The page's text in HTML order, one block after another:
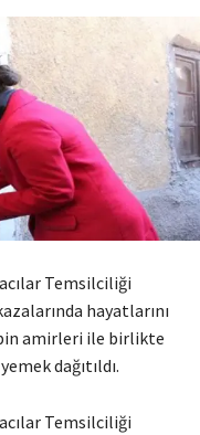
Temsilciliği
hayatlarını
amirleri ile birlikte
dağıtıldı.
Temsilciliği